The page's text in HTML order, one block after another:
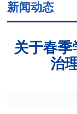
新闻动态
关于春季
治